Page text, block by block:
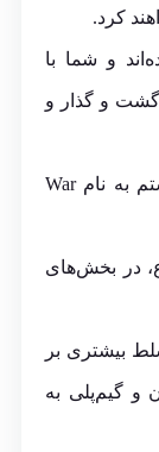
کرد.
و شما با
گشت و گذار و
جنگ بین Sparta و Athens توسط یک سیستم به نام War
در بخش‌های
بیشتری بر
و گیم‌پلی به